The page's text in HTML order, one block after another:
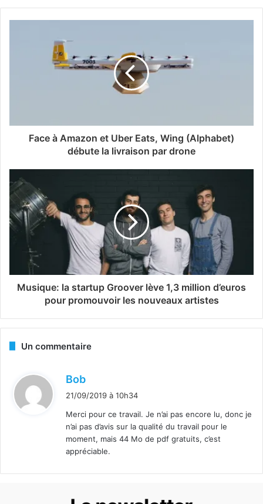
Face à Amazon et Uber Eats, Wing (Alphabet)
débute la livraison par drone
Musique: la startup Groover lève 1,3 million d’euros
pour promouvoir les nouveaux artistes
Un commentaire
Bob
:
21/09/2019 à 10h34
Merci pour ce travail. Je n’ai pas encore lu, donc je
n’ai pas d’avis sur la qualité du travail pour le
moment, mais 44 Mo de pdf gratuits, c’est
appréciable.